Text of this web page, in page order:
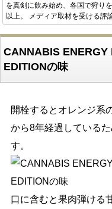
を真剣に飲み始め、各国で狩り
以上。 メディア取材を受ける評
CANNABIS
EDITIONの味
開栓するとオレンジ系
から8年経過している
す。
口に含むと果肉弾ける